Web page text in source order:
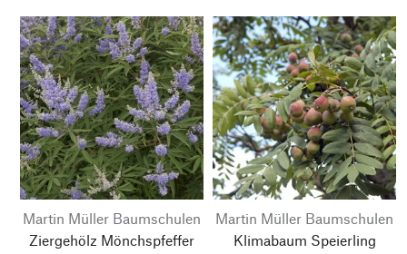
Martin Müller Baumschulen
Ziergehölz Mönchspfeffer
Martin Müller Baumschulen
Klimabaum Speierling